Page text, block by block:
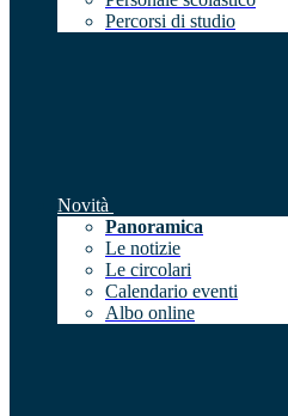
Percorsi di studio
Novità
Panoramica
Le notizie
Le circolari
Calendario eventi
Albo online